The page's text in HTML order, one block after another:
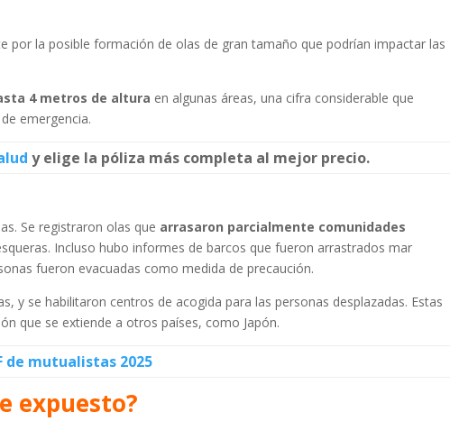
por la posible formación de olas de gran tamaño que podrían impactar las
4 metros de altura en algunas áreas, una cifra considerable que
emergencia.
y elige la póliza más completa al mejor precio.
Se registraron olas que arrasaron parcialmente comunidades
Incluso hubo informes de barcos que fueron arrastrados mar
fueron evacuadas como medida de precaución.
y se habilitaron centros de acogida para las personas desplazadas. Estas
que se extiende a otros países, como Japón.
de mutualistas 2025
expuesto?